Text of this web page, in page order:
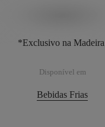
*Exclusivo na
Disponível em
Bebidas Frias